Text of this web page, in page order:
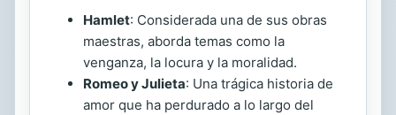
Hamlet: Considerada una de sus obras
maestras, aborda temas como la
venganza, la locura y la moralidad.
Romeo y Julieta: Una trágica historia de
amor que ha perdurado a lo largo del